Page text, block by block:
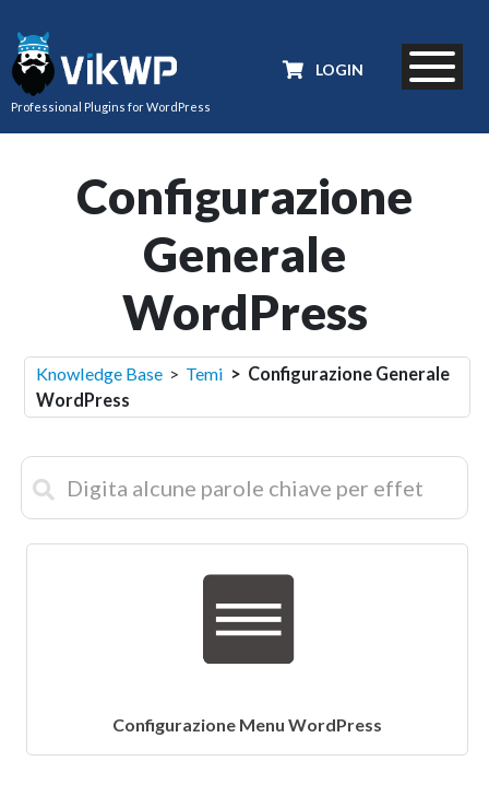
Professional Plugins for WordPress
LOGIN
Configurazione
Generale
WordPress
Knowledge Base > Temi > Configurazione Generale
WordPress
Configurazione Menu WordPress